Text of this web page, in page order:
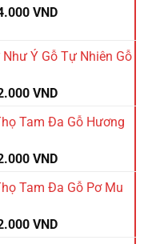
VND.
VNDGiá
là:
Ý Gỗ Tự Nhiên Gỗ
VND.
VNDGiá
tại
1.392.000 VND.
Tam Đa Gỗ Hương
VNDGiá
tại
2.112.000 VND.
Tam Đa Gỗ Pơ Mu
VNDGiá